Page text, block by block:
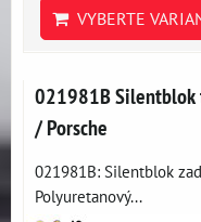
VYBERTE
021981B Silentblok
/ Porsche
021981B: Silentblok
Polyuretanový...